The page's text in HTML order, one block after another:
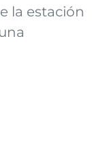
la estación